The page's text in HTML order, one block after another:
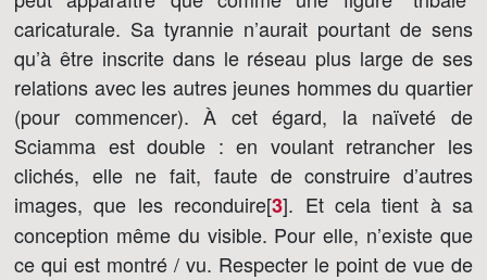
caricaturale. Sa tyrannie n’aurait pourtant de sens
qu’à être inscrite dans le réseau plus large de ses
relations avec les autres jeunes hommes du quartier
(pour commencer). À cet égard, la naïveté de
Sciamma est double : en voulant retrancher les
clichés, elle ne fait, faute de construire d’autres
images, que les reconduire[3]. Et cela tient à sa
conception même du visible. Pour elle, n’existe que
ce qui est montré / vu. Respecter le point de vue de